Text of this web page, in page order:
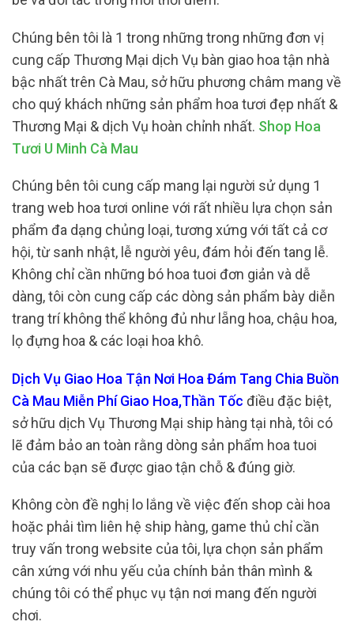
Chúng bên tôi là 1 trong những trong những đơn vị
cung cấp Thương Mại dịch Vụ bàn giao hoa tận nhà
bậc nhất trên Cà Mau, sở hữu phương châm mang về
cho quý khách những sản phẩm hoa tươi đẹp nhất &
Thương Mại & dịch Vụ hoàn chỉnh nhất. Shop Hoa
Tươi U Minh Cà Mau
Chúng bên tôi cung cấp mang lại người sử dụng 1
trang web hoa tươi online với rất nhiều lựa chọn sản
phẩm đa dạng chủng loại, tương xứng với tất cả cơ
hội, từ sanh nhật, lễ người yêu, đám hỏi đến tang lễ.
Không chỉ cần những bó hoa tuoi đơn giản và dễ
dàng, tôi còn cung cấp các dòng sản phẩm bày diễn
trang trí không thể không đủ như lẵng hoa, chậu hoa,
lọ đựng hoa & các loại hoa khô.
Dịch Vụ Giao Hoa Tận Nơi Hoa Đám Tang Chia Buồn
Cà Mau Miễn Phí Giao Hoa,Thần Tốc điều đặc biệt,
sở hữu dịch Vụ Thương Mại ship hàng tại nhà, tôi có
lẽ đảm bảo an toàn rằng dòng sản phẩm hoa tuoi
của các bạn sẽ được giao tận chỗ & đúng giờ.
Không còn đề nghị lo lắng về việc đến shop cài hoa
hoặc phải tìm liên hệ ship hàng, game thủ chỉ cần
truy vấn trong website của tôi, lựa chọn sản phẩm
cân xứng với nhu yếu của chính bản thân mình &
chúng tôi có thể phục vụ tận nơi mang đến người
chơi.